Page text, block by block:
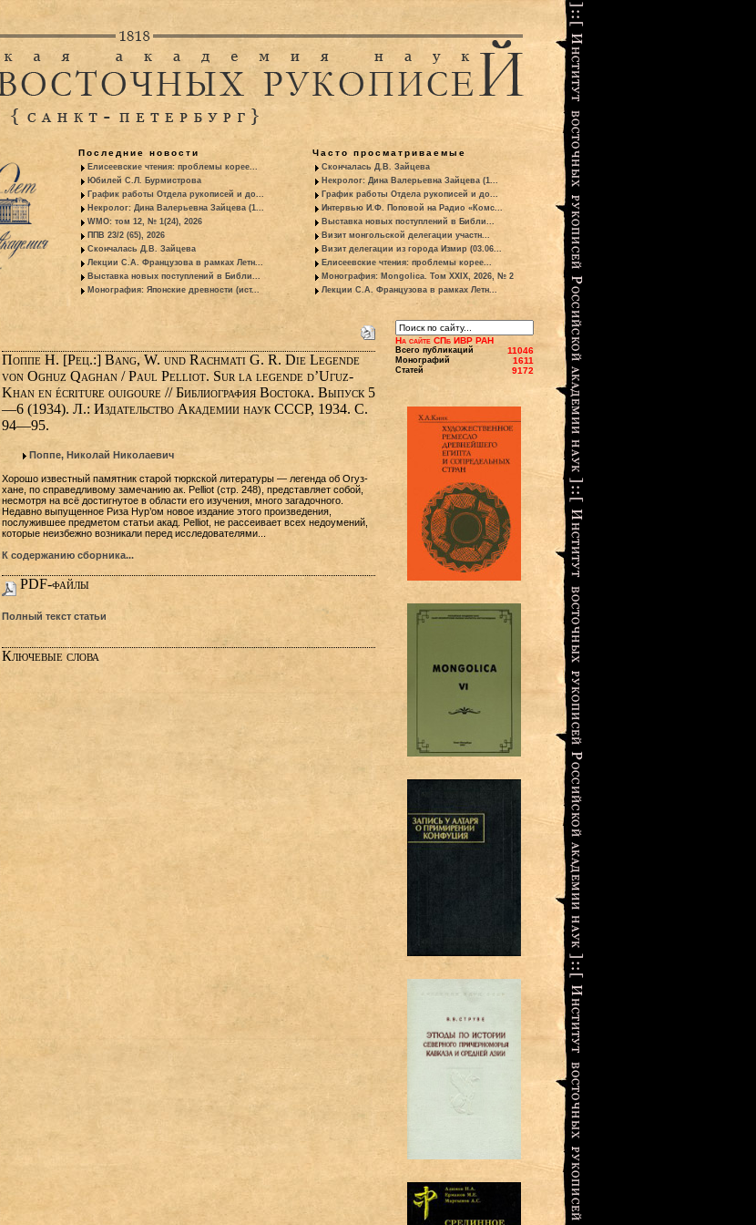
Последние новости
Елисеевские чтения: проблемы корее...
Юбилей С.Л. Бурмистрова
График работы Отдела рукописей и до...
Некролог: Дина Валерьевна Зайцева (1...
WMO: том 12, № 1(24), 2026
ППВ 23/2 (65), 2026
Скончалась Д.В. Зайцева
Лекции С.А. Французова в рамках Летн...
Выставка новых поступлений в Библи...
Монография: Японские древности (ист...
Часто просматриваемые
Скончалась Д.В. Зайцева
Некролог: Дина Валерьевна Зайцева (1...
График работы Отдела рукописей и до...
Интервью И.Ф. Поповой на Радио «Комс...
Выставка новых поступлений в Библи...
Визит монгольской делегации участн...
Визит делегации из города Измир (03.06...
Елисеевские чтения: проблемы корее...
Монография: Mongolica. Том XXIX, 2026, № 2
Лекции С.А. Французова в рамках Летн...
Поппе Н. [Рец.:] Bang, W. und Rachmati G. R. Die Legende
von Oghuz Qaghan / Paul Pelliot. Sur la legende d’Uγuz-
Khan en écriture ouigoure // Библиография Востока. Выпуск 5
—6 (1934). Л.: Издательство Академии наук СССР, 1934. С.
94—95.
Поппе, Николай Николаевич
Хорошо известный памятник старой тюркской литературы — легенда об Огуз-
хане, по справедливому замечанию ак. Pelliot (стр. 248), представляет собой,
несмотря на всё достигнутое в области его изучения, много загадочного.
Недавно выпущенное Риза Нур’ом новое издание этого произведения,
послужившее предметом статьи акад. Pelliot, не рассеивает всех недоумений,
которые неизбежно возникали перед исследователями...
К содержанию сборника...
PDF-файлы
Полный текст статьи
Ключевые слова
На сайте СПб ИВР РАН
Всего публикаций 11046
Монографий 1611
Статей 9172